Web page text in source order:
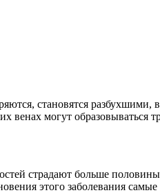
становятся
венах могут образовываться
страдают больше
этого заболевания самые